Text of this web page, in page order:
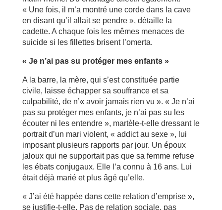
« Une fois, il m’a montré une corde dans la cave
en disant qu’il allait se pendre », détaille la
cadette. A chaque fois les mêmes menaces de
suicide si les fillettes brisent l’omerta.
« Je n’ai pas su protéger mes enfants »
A la barre, la mère, qui s’est constituée partie
civile, laisse échapper sa souffrance et sa
culpabilité, de n’« avoir jamais rien vu ». « Je n’ai
pas su protéger mes enfants, je n’ai pas su les
écouter ni les entendre », martèle-t-elle dressant le
portrait d’un mari violent, « addict au sexe », lui
imposant plusieurs rapports par jour. Un époux
jaloux qui ne supportait pas que sa femme refuse
les ébats conjugaux. Elle l’a connu à 16 ans. Lui
était déjà marié et plus âgé qu’elle.
« J’ai été happée dans cette relation d’emprise »,
se justifie-t-elle. Pas de relation sociale, pas